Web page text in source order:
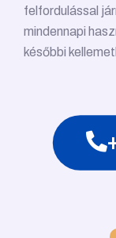
felfordulással
mindennapi
későbbi